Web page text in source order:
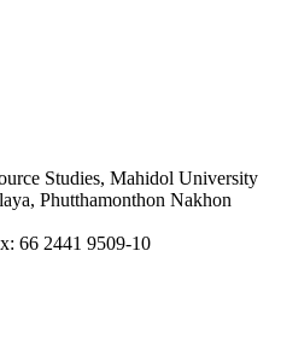
Studies, Mahidol University
Phutthamonthon Nakhon
66 2441 9509-10